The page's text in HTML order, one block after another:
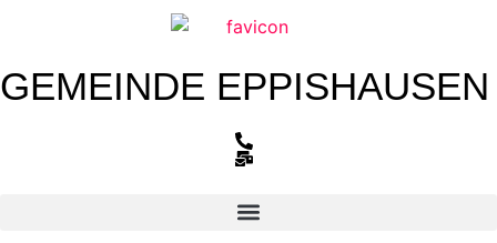
GEMEINDE EPPISHAUSEN